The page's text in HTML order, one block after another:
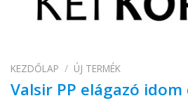
KEZDŐLAP / ÚJ TERMÉK
Valsir PP elágazó idom